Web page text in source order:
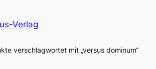
Verlag
verschlagwortet mit „versus dominum“